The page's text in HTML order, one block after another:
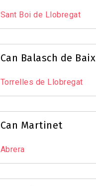
Sant Boi de Llobregat
Can Balasch de Baix
Torrelles de Llobregat
Can Martinet
Abrera